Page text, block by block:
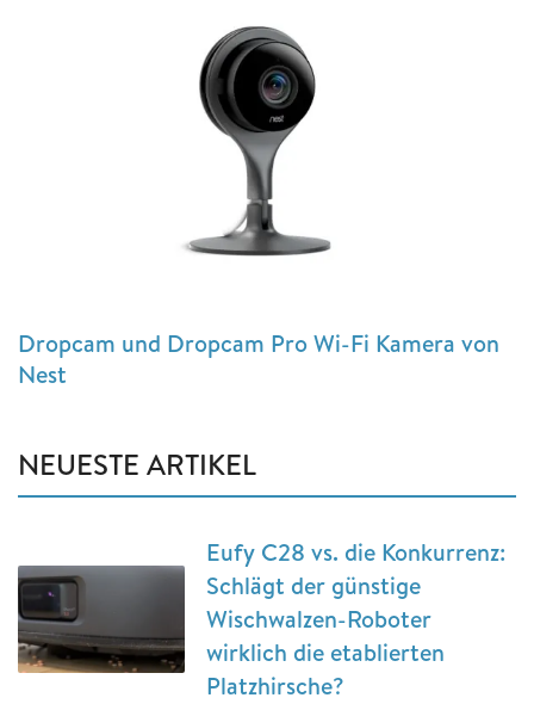
Dropcam und Dropcam Pro Wi-Fi Kamera von
Nest
NEUESTE ARTIKEL
Eufy C28 vs. die Konkurrenz:
Schlägt der günstige
Wischwalzen-Roboter
wirklich die etablierten
Platzhirsche?